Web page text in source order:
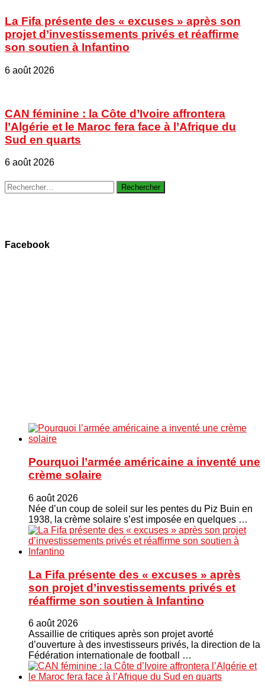
La Fifa présente des « excuses » après son
projet d’investissements privés et réaffirme
son soutien à Infantino
6 août 2026
CAN féminine : la Côte d’Ivoire affrontera
l’Algérie et le Maroc fera face à l’Afrique du
Sud en quarts
6 août 2026
Rechercher :
Facebook
Pourquoi l’armée américaine a inventé une
crème solaire
6 août 2026
Née d’un coup de soleil sur les pentes du Piz Buin en
1938, la crème solaire s’est imposée en quelques …
La Fifa présente des « excuses » après
son projet d’investissements privés et
réaffirme son soutien à Infantino
6 août 2026
Assaillie de critiques après son projet avorté
d’ouverture à des investisseurs privés, la direction de la
Fédération internationale de football …